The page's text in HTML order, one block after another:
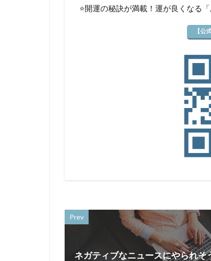
⭐️開運の秘訣が満載！運が良くなる「
【公
Prev
ネガティブなニュースにやられそ